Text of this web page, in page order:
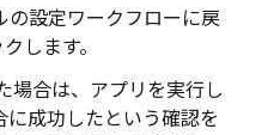
の設定ワークフローに戻
します。
場合は、アプリを実行し
に成功したという確認を